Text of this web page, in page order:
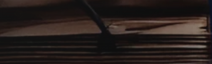
i Varde udføres bedst af folk, der